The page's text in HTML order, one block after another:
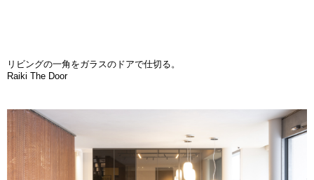
リビングの一角をガラスのドアで仕切る。
Raiki The Door